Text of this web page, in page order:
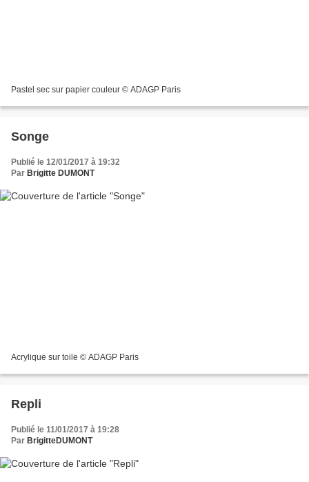
Pastel sec sur papier couleur © ADAGP Paris
Songe
Publié le 12/01/2017 à 19:32
Par Brigitte DUMONT
Acrylique sur toile © ADAGP Paris
Repli
Publié le 11/01/2017 à 19:28
Par BrigitteDUMONT